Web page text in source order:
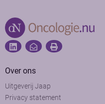
Over ons
Uitgeverij Jaap
Privacy statement